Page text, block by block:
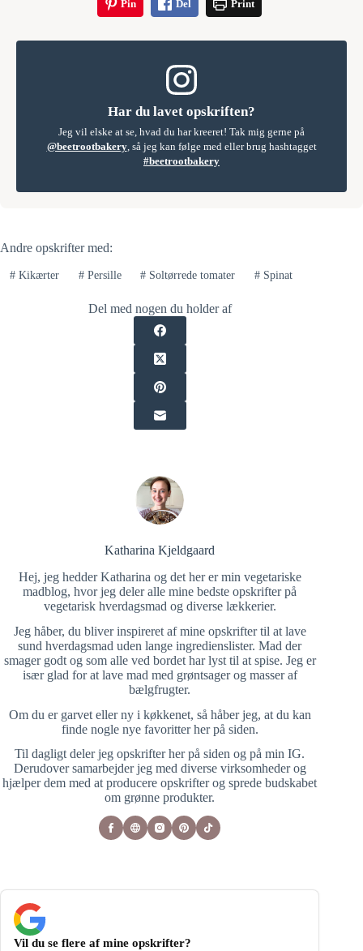
Pin Del Print
Har du lavet opskriften?
Jeg vil elske at se, hvad du har kreeret! Tak mig gerne på
@beetrootbakery, så jeg kan følge med eller brug hashtagget
#beetrootbakery
Andre opskrifter med:
#Kikærter #Persille # Soltørrede tomater # Spinat
Del med nogen du holder af
Katharina Kjeldgaard
Hej, jeg hedder Katharina og det her er min vegetariske
madblog, hvor jeg deler alle mine bedste opskrifter på
vegetarisk hverdagsmad og diverse lækkerier.
Jeg håber, du bliver inspireret af mine opskrifter til at lave
sund hverdagsmad uden lange ingredienslister. Mad der
smager godt og som alle ved bordet har lyst til at spise. Jeg er
især glad for at lave mad med grøntsager og masser af
bælgfrugter.
Om du er garvet eller ny i køkkenet, så håber jeg, at du kan
finde nogle nye favoritter her på siden.
Til dagligt deler jeg opskrifter her på siden og på min IG.
Derudover samarbejder jeg med diverse virksomheder og
hjælper dem med at producere opskrifter og sprede budskabet
om grønne produkter.
Vil du se flere af mine opskrifter?